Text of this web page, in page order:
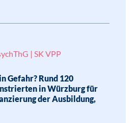
| SK VPP
Gefahr? Rund 120
in Würzburg für
der Ausbildung,